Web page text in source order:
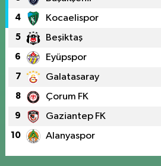
4 Kocaelispor
5 Beşiktaş
6 Eyüpspor
7 Galatasaray
8 Çorum FK
9 Gaziantep FK
10 Alanyaspor